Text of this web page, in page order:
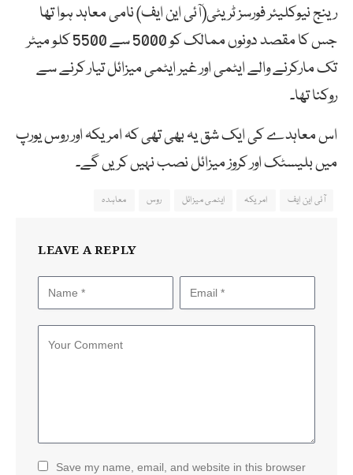
رینج نیوکلیئر فورسز ٹریٹی(آئی این ایف) نامی معاہد ہوا تھا
جس کا مقصد دونوں ممالک کو 5000 سے 5500 کلو میٹر
تک مارکرنے والے ایٹمی اور غیر ایٹمی میزائل تیار کرنے سے
روکنا تھا۔
اس معاہدے کی ایک شق یہ بھی تھی کہ امریکہ اور روس یورپ
میں بلیسٹک اور کروز میزائل نصب نہیں کریں گے۔
آئی این ایف امریکہ ایٹمی میزائل روس معاہدہ
LEAVE A REPLY
Save my name, email, and website in this browser